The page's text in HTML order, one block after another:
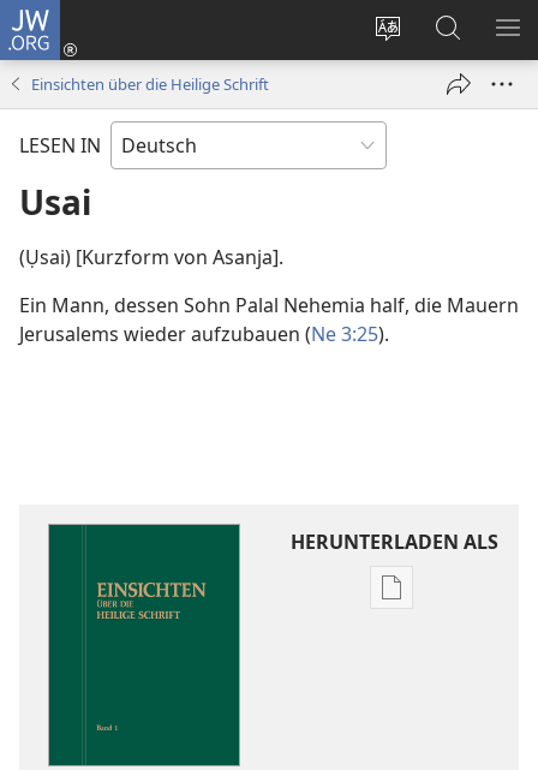
JW.ORG
Websitesprache
ändern
Anmelden
(öffnet
Suche
Einsichten über die Heilige Schrift
LESEN IN
Usai
(Ụsai) [Kurzform von Asanja].
Ein Mann, dessen Sohn Palal Nehemia half, die Mauern
Jerusalems wieder aufzubauen (Ne 3:25).
HERUNTERLADEN ALS